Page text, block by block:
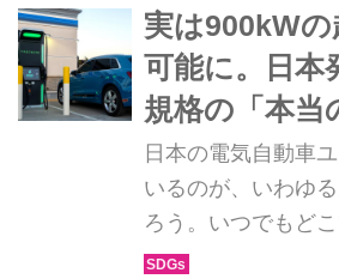
実は900kWの
可能に。日本
規格の「本当
りたい
日本の電気自動車
いるのが、いわゆ
ろう。いつでもど
という理想の充電環